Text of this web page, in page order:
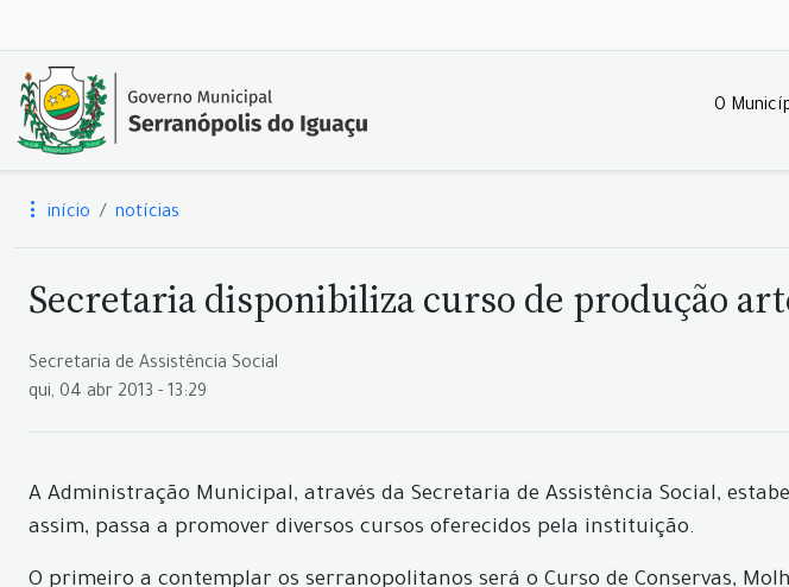
O
início notícias
Secretaria disponibiliza curso de produção
Secretaria de Assistência Social
qui, 04 abr 2013 - 13:29
A Administração Municipal, através da Secretaria de Assistência Social,
assim, passa a promover diversos cursos oferecidos pela instituição.
O primeiro a contemplar os serranopolitanos será o Curso de Conservas,